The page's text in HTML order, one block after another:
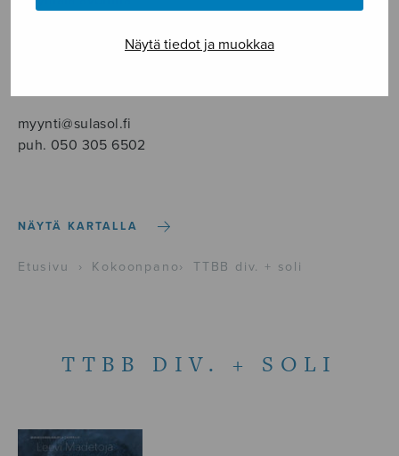
Näytä tiedot ja muokkaa
myynti@sulasol.fi
puh. 050 305 6502
NÄYTÄ KARTALLA
Etusivu › Kokoonpano› TTBB div. + soli
TTBB DIV. + SOLI